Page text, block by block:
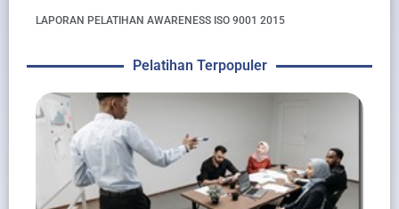
LAPORAN PELATIHAN AWARENESS ISO 9001 2015
Pelatihan Terpopuler